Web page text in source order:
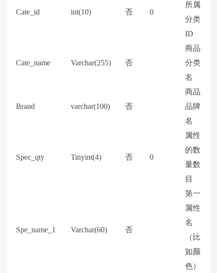
Cate_id int(10) 否 0
所属
分类
ID
Cate_name Varchar(255) 否
商品
分类
名
Brand varchar(100) 否
商品
品牌
名
Spec_qty Tinyint(4) 否 0
属性
的数
量数
目
Spe_name_1 Varchar(60) 否
第一
属性
名
（比
如颜
色）